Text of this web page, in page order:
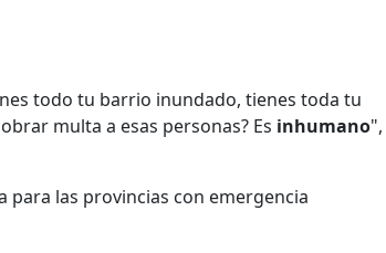
todo tu barrio inundado, tienes toda tu
multa a esas personas? Es inhumano",
para las provincias con emergencia